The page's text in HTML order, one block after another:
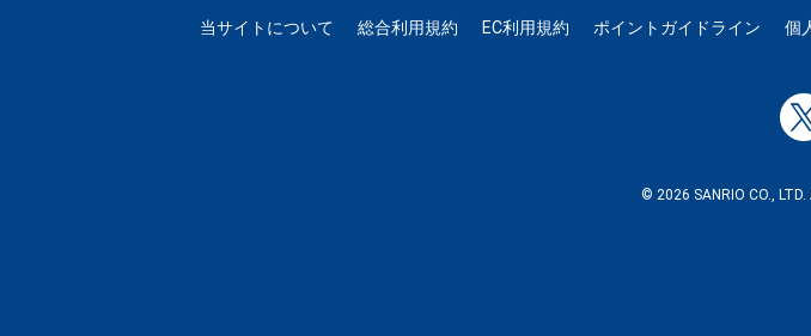
当サイトについて 総合利用規約 EC利用規約 ポイントガイドライン 個
© 2026 SANRIO CO., LTD.